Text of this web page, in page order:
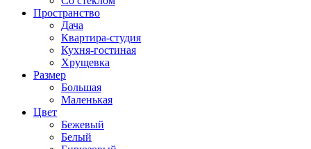
Пространство
Дача
Квартира-студия
Кухня-гостиная
Хрущевка
Размер
Большая
Маленькая
Цвет
Бежевый
Белый